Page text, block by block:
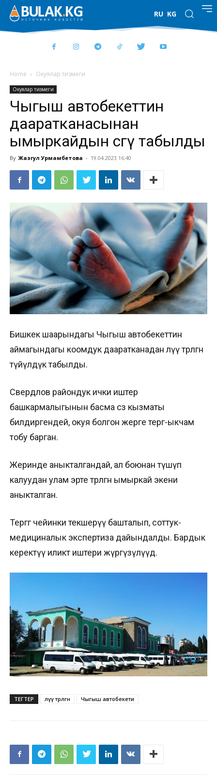
RU KG
Home Окуялар тизмеги
Окуялар тизмеги
Чыгыш автобекеттин
дааратканасынан
ымыркайдын сөөгү табылды
By Жазгул Урмамбетова - 19.04.2023 16:40
Бишкек шаарындагы Чыгыш автобекеттин
аймагындагы коомдук дааратканадан өлүү төрөлгөн
түйүлдүк табылды.
Свердлов райондук ички иштер
башкармалыгынын басма сөз кызматы
билдиргендей, окуя болгон жерге тергөө-ыкчам
тобу барган.
Жеринде аныкталгандай, ал боюнан түшүп
калуудан улам эрте төрөлгөн ымыркай экени
аныкталган.
Тергөөгө чейинки текшерүү башталып, соттук-
медициналык экспертиза дайындалды. Бардык
керектүү иликтөө иштери жүргүзүлүүдө.
ТЕГТЕР өлүү төрөлгөн Чыгыш автобекети